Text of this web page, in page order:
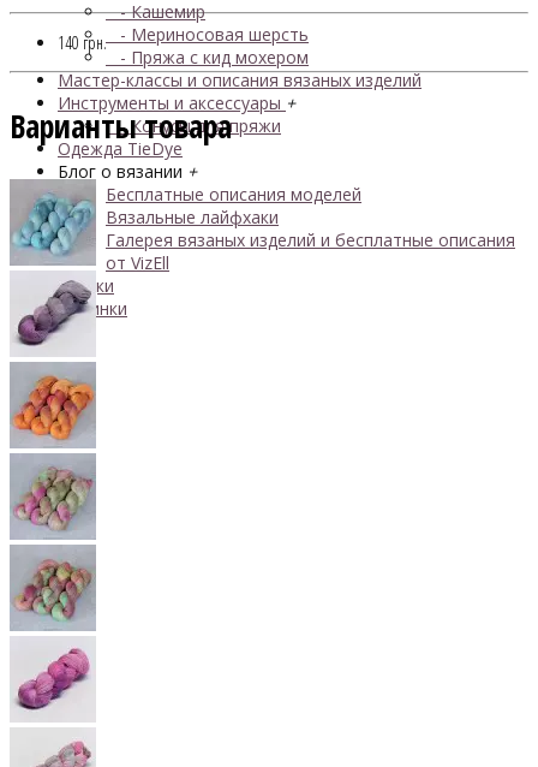
- Кашемир
- Мериносовая шерсть
- Пряжа с кид мохером
Мастер-классы и описания вязаных изделий
Инструменты и аксессуары +
- Конусы для пряжи
Одежда TieDye
Блог о вязании +
Бесплатные описания моделей
Вязальные лайфхаки
Галерея вязаных изделий и бесплатные описания
от VizEll
Скидки
Новинки
140 грн.
Варианты товара